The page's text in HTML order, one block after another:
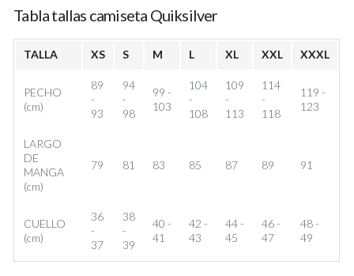
Tabla tallas camiseta Quiksilver
TALLA XS S M L XL XXL XXXL
PECHO
(cm)
89
-
93
94
-
98
99 -
103
104
-
108
109
-
113
114
-
118
119 -
123
LARGO
DE
MANGA
(cm)
79 81 83 85 87 89 91
CUELLO
(cm)
36
-
37
38
-
39
40 -
41
42 -
43
44 -
45
46 -
47
48 -
49